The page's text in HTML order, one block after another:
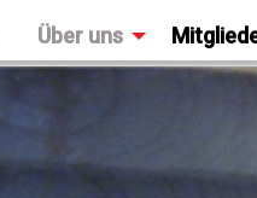
Über uns